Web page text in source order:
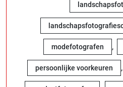
modefotografen ,
persoonlijke voorkeuren ,